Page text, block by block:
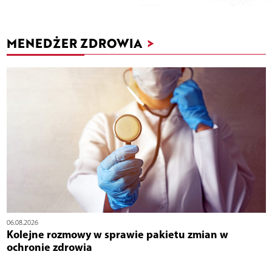
MENEDŻER ZDROWIA >
06.08.2026
Kolejne rozmowy w sprawie pakietu zmian w
ochronie zdrowia